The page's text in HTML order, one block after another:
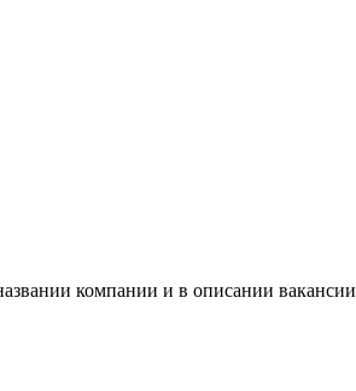
компании и в описании вакансии